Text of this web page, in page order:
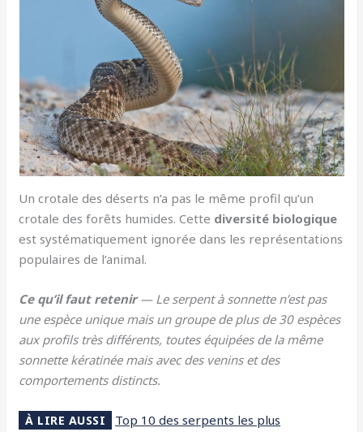
Un crotale des déserts n’a pas le même profil qu’un
crotale des forêts humides. Cette diversité biologique
est systématiquement ignorée dans les représentations
populaires de l’animal.
Ce qu’il faut retenir— Le serpent à sonnette n’est pas
une espèce unique mais un groupe de plus de 30 espèces
aux profils très différents, toutes équipées de la même
sonnette kératinée mais avec des venins et des
comportements distincts.
À LIRE AUSSI
Top 10 des serpents les plus